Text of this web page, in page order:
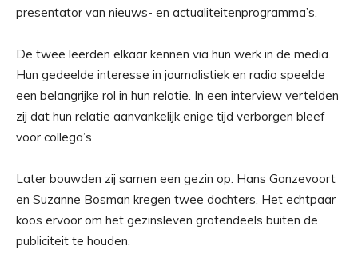
presentator van nieuws- en actualiteitenprogramma’s.
De twee leerden elkaar kennen via hun werk in de media.
Hun gedeelde interesse in journalistiek en radio speelde
een belangrijke rol in hun relatie. In een interview vertelden
zij dat hun relatie aanvankelijk enige tijd verborgen bleef
voor collega’s.
Later bouwden zij samen een gezin op. Hans Ganzevoort
en Suzanne Bosman kregen twee dochters. Het echtpaar
koos ervoor om het gezinsleven grotendeels buiten de
publiciteit te houden.